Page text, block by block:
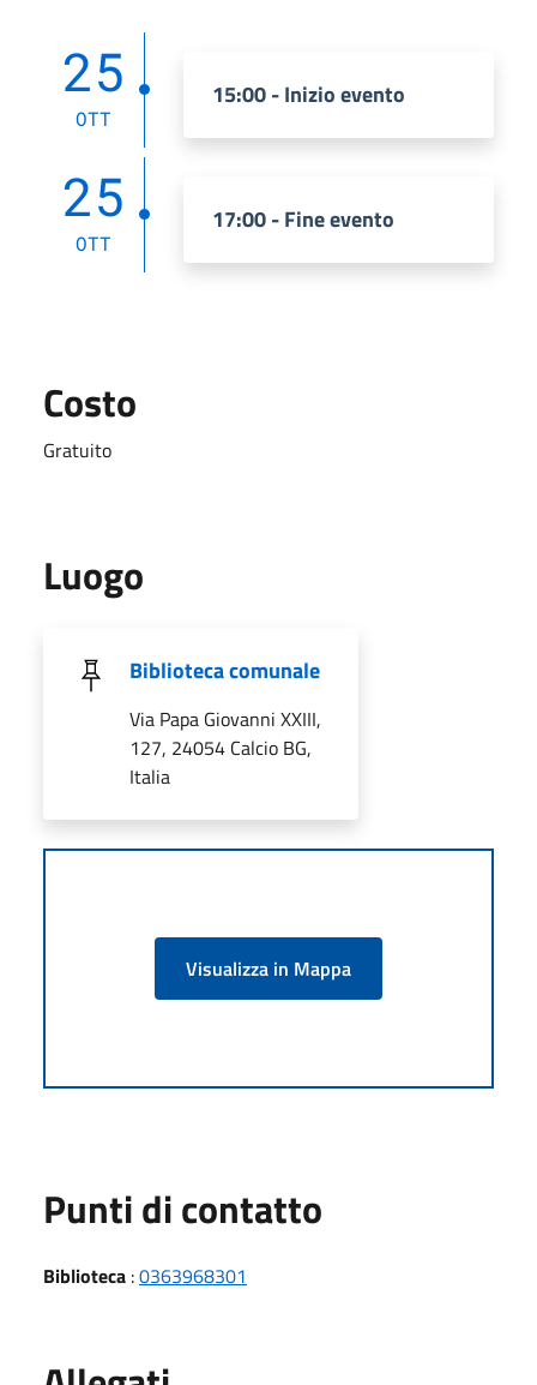
25
OTT
15:00 - Inizio evento
25
OTT
17:00 - Fine evento
Costo
Gratuito
Luogo
Biblioteca comunale
Via Papa Giovanni XXIII,
127, 24054 Calcio BG,
Italia
Visualizza in Mappa
Punti di contatto
Biblioteca :0363968301